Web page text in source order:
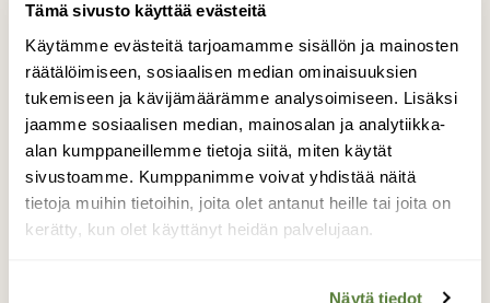
Tämä sivusto käyttää evästeitä
Käytämme evästeitä tarjoamamme sisällön ja mainosten
räätälöimiseen, sosiaalisen median ominaisuuksien
tukemiseen ja kävijämäärämme analysoimiseen. Lisäksi
jaamme sosiaalisen median, mainosalan ja analytiikka-
alan kumppaneillemme tietoja siitä, miten käytät
sivustoamme. Kumppanimme voivat yhdistää näitä
tietoja muihin tietoihin, joita olet antanut heille tai joita on
kerätty, kun olet käyttänyt heidän palvelujaan.
Näytä tiedot
Kyhmyjoutsenpariskunta
Ylväs pariskunta.
Valokuvaaja: Kirsi-Marja Joenpolvi, Kotka
02.04.2026